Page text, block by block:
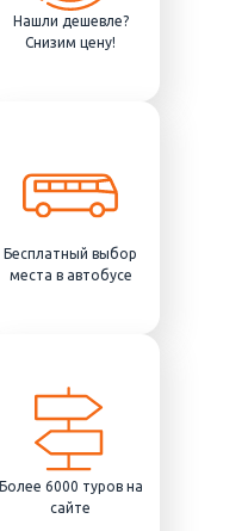
Нашли дешевле?
Снизим цену!
Бесплатный выбор
места в автобусе
Более 6000 туров на
сайте